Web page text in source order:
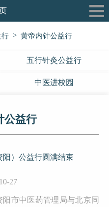
们
态
益行
栏
行 > 黄帝内针公益行
五行针灸公益行
中医进校园
公益行
阳）公益行圆满结束
27
阳市中医药管理局与北京同